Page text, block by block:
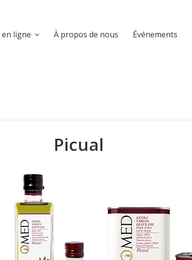
ligne À propos de nous Événements
Picual